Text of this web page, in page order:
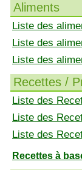
Aliments
Liste des
Liste des
Liste des
Recettes /
Liste des
Liste des
Liste des
Recettes à